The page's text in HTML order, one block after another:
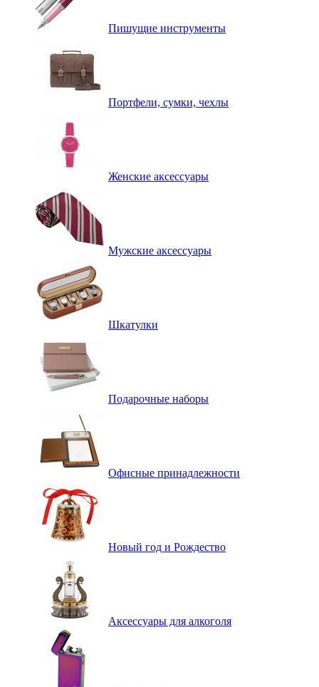
Пишущие инструменты
Портфели, сумки, чехлы
Женские аксессуары
Мужские аксессуары
Шкатулки
Подарочные наборы
Офисные принадлежности
Новый год и Рождество
Аксессуары для алкоголя